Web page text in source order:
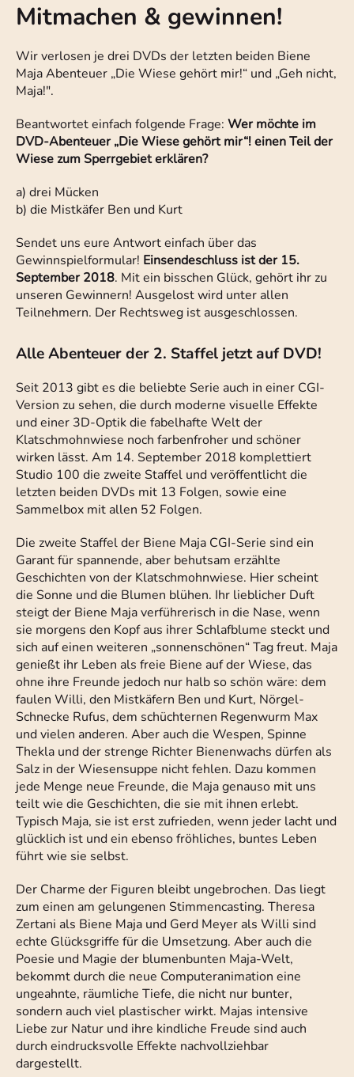
Mitmachen & gewinnen!
Wir verlosen je drei DVDs der letzten beiden Biene
Maja Abenteuer „Die Wiese gehört mir!“ und „Geh nicht,
Maja!".
Beantwortet einfach folgende Frage: Wer möchte im
DVD-Abenteuer „Die Wiese gehört mir“! einen Teil der
Wiese zum Sperrgebiet erklären?
a) drei Mücken
b) die Mistkäfer Ben und Kurt
Sendet uns eure Antwort einfach über das
Gewinnspielformular! Einsendeschluss ist der 15.
September 2018. Mit ein bisschen Glück, gehört ihr zu
unseren Gewinnern! Ausgelost wird unter allen
Teilnehmern. Der Rechtsweg ist ausgeschlossen.
Alle Abenteuer der 2. Staffel jetzt auf DVD!
Seit 2013 gibt es die beliebte Serie auch in einer CGI-
Version zu sehen, die durch moderne visuelle Effekte
und einer 3D-Optik die fabelhafte Welt der
Klatschmohnwiese noch farbenfroher und schöner
wirken lässt. Am 14. September 2018 komplettiert
Studio 100 die zweite Staffel und veröffentlicht die
letzten beiden DVDs mit 13 Folgen, sowie eine
Sammelbox mit allen 52 Folgen.
Die zweite Staffel der Biene Maja CGI-Serie sind ein
Garant für spannende, aber behutsam erzählte
Geschichten von der Klatschmohnwiese. Hier scheint
die Sonne und die Blumen blühen. Ihr lieblicher Duft
steigt der Biene Maja verführerisch in die Nase, wenn
sie morgens den Kopf aus ihrer Schlafblume steckt und
sich auf einen weiteren „sonnenschönen“ Tag freut. Maja
genießt ihr Leben als freie Biene auf der Wiese, das
ohne ihre Freunde jedoch nur halb so schön wäre: dem
faulen Willi, den Mistkäfern Ben und Kurt, Nörgel-
Schnecke Rufus, dem schüchternen Regenwurm Max
und vielen anderen. Aber auch die Wespen, Spinne
Thekla und der strenge Richter Bienenwachs dürfen als
Salz in der Wiesensuppe nicht fehlen. Dazu kommen
jede Menge neue Freunde, die Maja genauso mit uns
teilt wie die Geschichten, die sie mit ihnen erlebt.
Typisch Maja, sie ist erst zufrieden, wenn jeder lacht und
glücklich ist und ein ebenso fröhliches, buntes Leben
führt wie sie selbst.
Der Charme der Figuren bleibt ungebrochen. Das liegt
zum einen am gelungenen Stimmencasting. Theresa
Zertani als Biene Maja und Gerd Meyer als Willi sind
echte Glücksgriffe für die Umsetzung. Aber auch die
Poesie und Magie der blumenbunten Maja-Welt,
bekommt durch die neue Computeranimation eine
ungeahnte, räumliche Tiefe, die nicht nur bunter,
sondern auch viel plastischer wirkt. Majas intensive
Liebe zur Natur und ihre kindliche Freude sind auch
durch eindrucksvolle Effekte nachvollziehbar
dargestellt.